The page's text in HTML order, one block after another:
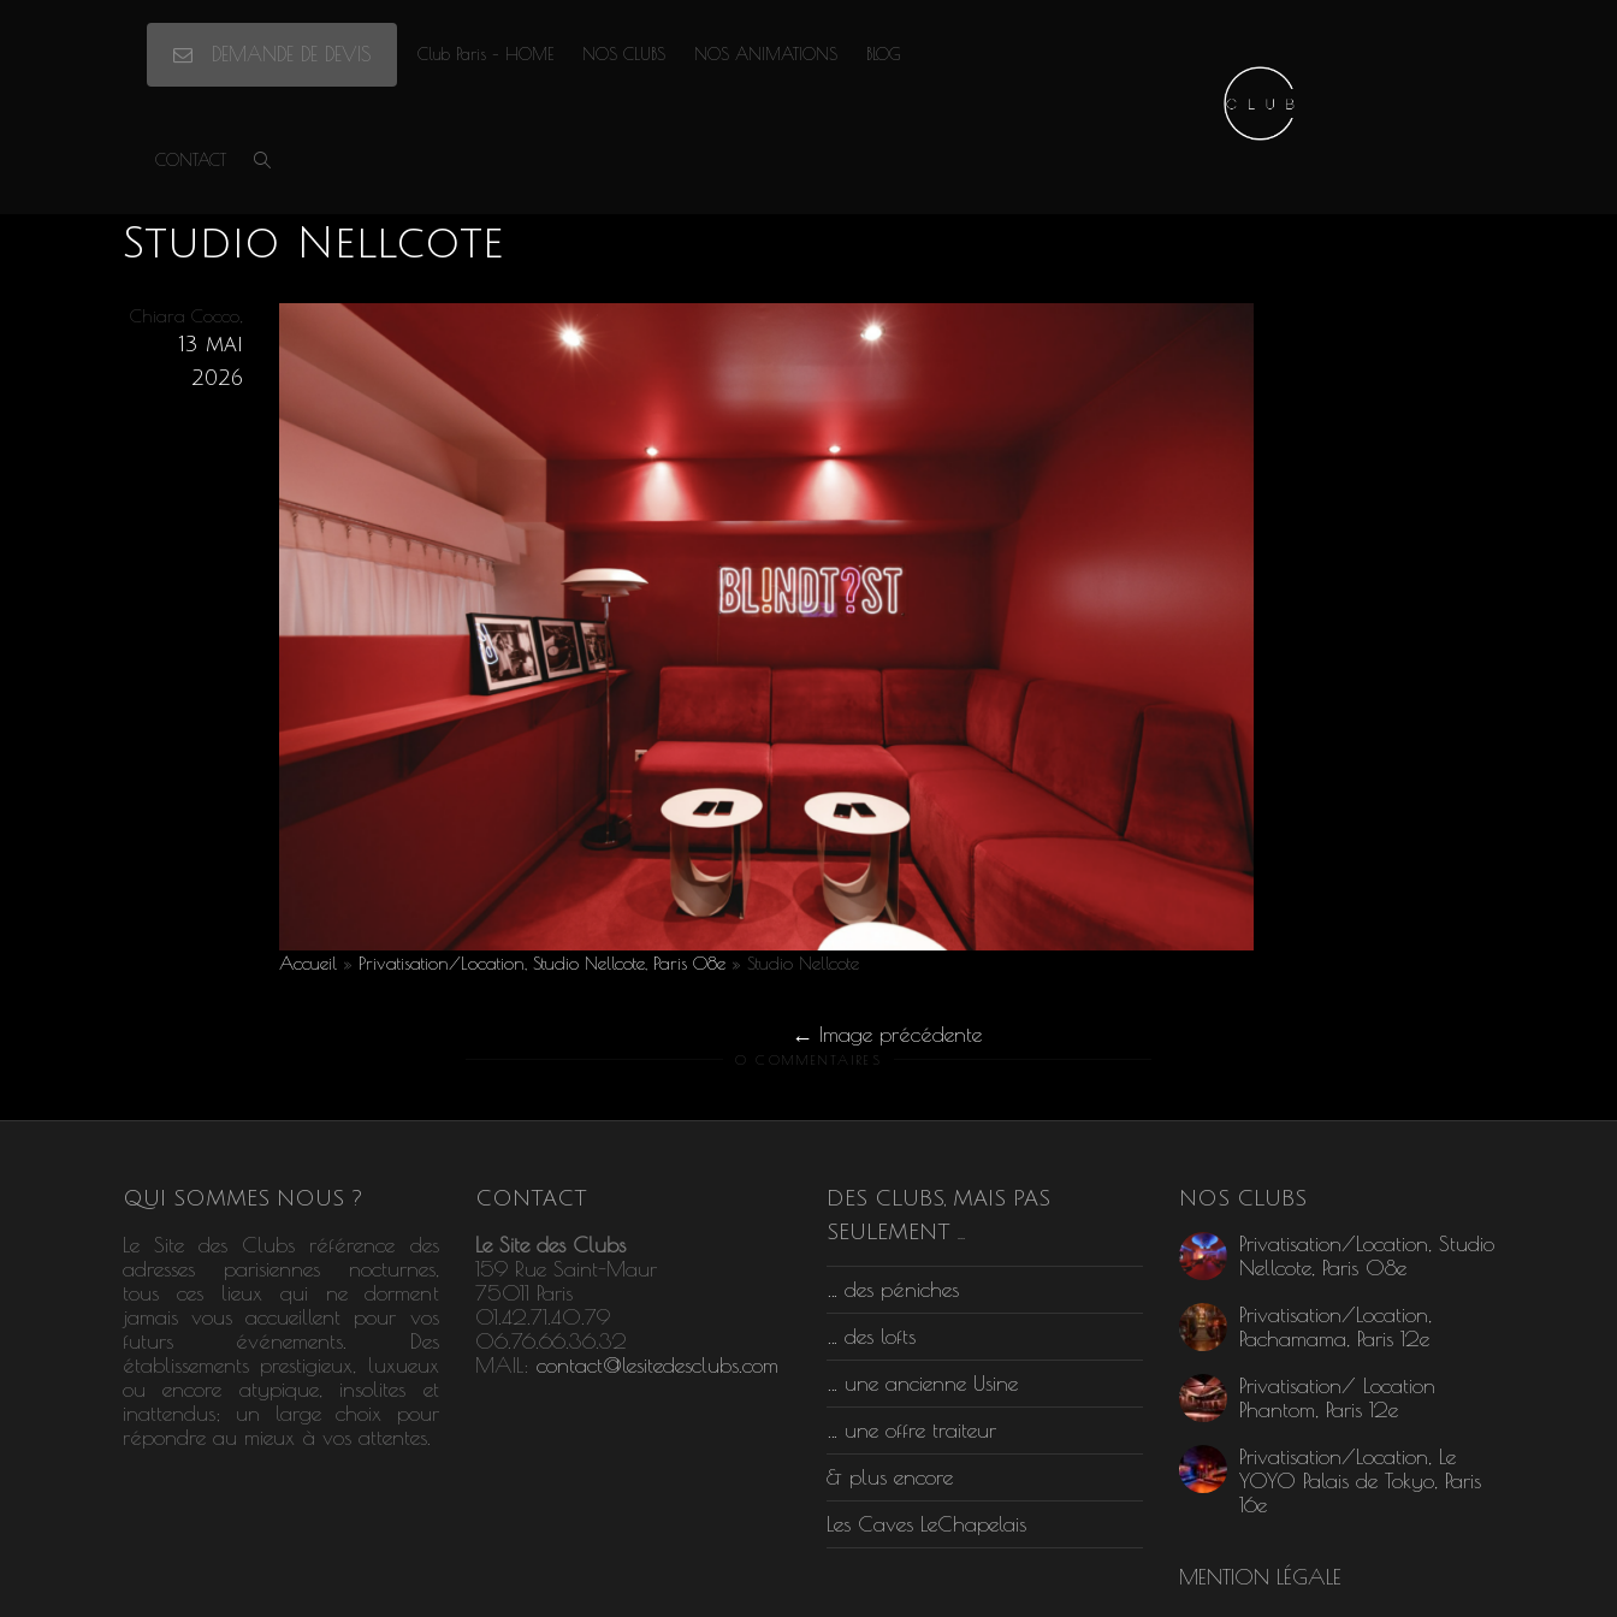
DEMANDE DE DEVIS Club Paris – HOME NOS CLUBS NOS ANIMATIONS BLOG
CONTACT
01.42.71.40.79
Studio Nellcote
Chiara Cocco
13 mai
2026
Accueil » Privatisation/Location, Studio Nellcote, Paris 08e » Studio Nellcote
Image précédente
0 COMMENTAIRES
QUI SOMMES NOUS ?
Le Site des Clubs référence des
adresses parisiennes nocturnes,
tous ces lieux qui ne dorment
jamais vous accueillent pour vos
futurs événements. Des
établissements prestigieux, luxueux
ou encore atypique, insolites et
inattendus; un large choix pour
répondre au mieux à vos attentes.
CONTACT
Le Site des Clubs
159 Rue Saint-Maur
75011 Paris
01.42.71.40.79
06.76.66.36.32
MAIL: contact@lesitedesclubs.com
DES CLUBS, MAIS PAS
SEULEMENT …
… des péniches
… des lofts
… une ancienne Usine
… une offre traiteur
& plus encore
Les Caves LeChapelais
NOS CLUBS
Privatisation/Location, Studio
Nellcote, Paris 08e
Privatisation/Location,
Pachamama, Paris 12e
Privatisation/ Location
Phantom, Paris 12e
Privatisation/Location, Le
YOYO Palais de Tokyo, Paris
16e
MENTION LÉGALE